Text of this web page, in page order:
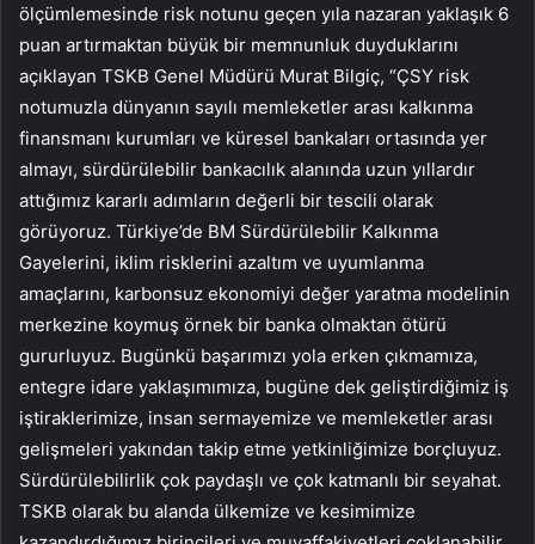
ölçümlemesinde risk notunu geçen yıla nazaran yaklaşık 6
puan artırmaktan büyük bir memnunluk duyduklarını
açıklayan TSKB Genel Müdürü Murat Bilgiç, “ÇSY risk
notumuzla dünyanın sayılı memleketler arası kalkınma
finansmanı kurumları ve küresel bankaları ortasında yer
almayı, sürdürülebilir bankacılık alanında uzun yıllardır
attığımız kararlı adımların değerli bir tescili olarak
görüyoruz. Türkiye’de BM Sürdürülebilir Kalkınma
Gayelerini, iklim risklerini azaltım ve uyumlanma
amaçlarını, karbonsuz ekonomiyi değer yaratma modelinin
merkezine koymuş örnek bir banka olmaktan ötürü
gururluyuz. Bugünkü başarımızı yola erken çıkmamıza,
entegre idare yaklaşımımıza, bugüne dek geliştirdiğimiz iş
iştiraklerimize, insan sermayemize ve memleketler arası
gelişmeleri yakından takip etme yetkinliğimize borçluyuz.
Sürdürülebilirlik çok paydaşlı ve çok katmanlı bir seyahat.
TSKB olarak bu alanda ülkemize ve kesimimize